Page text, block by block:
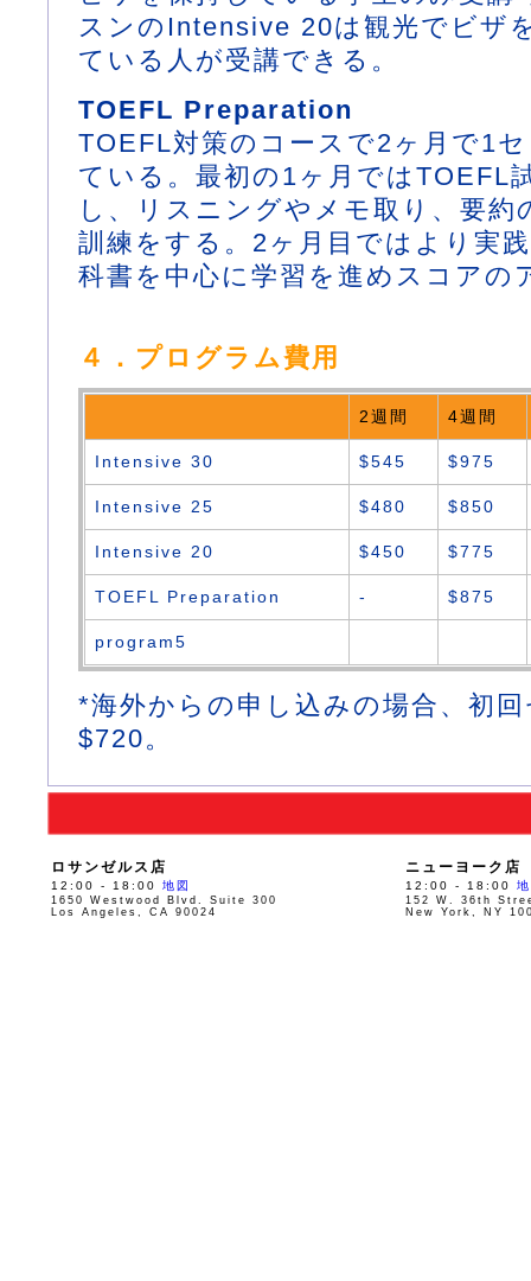
スンのIntensive 20は観光でビザ
ている人が受講できる。
TOEFL Preparation
TOEFL対策のコースで2ヶ月で1
ている。最初の1ヶ月ではTOEFL
し、リスニングやメモ取り、要約
訓練をする。2ヶ月目ではより実
科書を中心に学習を進めスコアの
４．プログラム費用
2週間 4週間
Intensive 30 $545 $975
Intensive 25 $480 $850
Intensive 20 $450 $775
TOEFL Preparation - $875
program5
*海外からの申し込みの場合、初
$720。
ロサンゼルス店
12:00 - 18:00 地図
1650 Westwood Blvd. Suite 300
Los Angeles, CA 90024
ニューヨーク店
12:00 - 18:00
152 W. 36th
New York, NY